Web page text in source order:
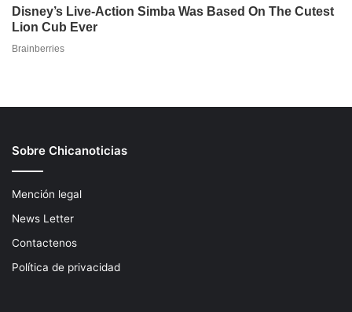
Sobre Chicanoticias
Mención legal
News Letter
Contactenos
Política de privacidad